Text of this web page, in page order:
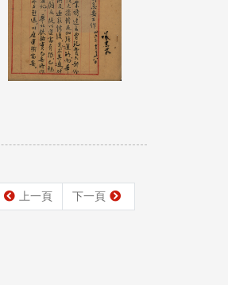
上一頁 下一頁